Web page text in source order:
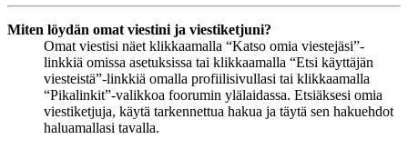
Miten löydän omat viestini ja viestiketjuni?
Omat viestisi näet klikkaamalla “Katso omia viestejäsi”-
linkkiä omissa asetuksissa tai klikkaamalla “Etsi käyttäjän
viesteistä”-linkkiä omalla profiilisivullasi tai klikkaamalla
“Pikalinkit”-valikkoa foorumin ylälaidassa. Etsiäksesi omia
viestiketjuja, käytä tarkennettua hakua ja täytä sen hakuehdot
haluamallasi tavalla.